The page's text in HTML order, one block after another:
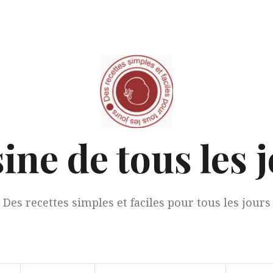
de tous les
Des recettes simples et faciles pour tous les jours